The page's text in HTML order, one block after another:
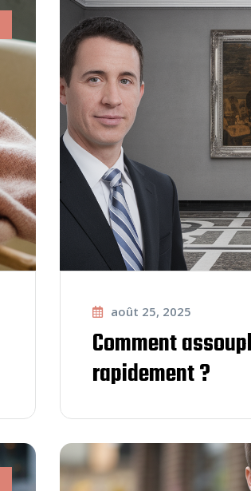
août 25, 2025
Comment
rapidement ?